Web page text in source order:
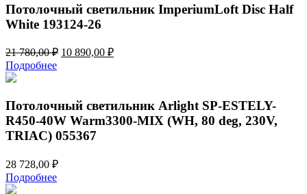
Потолочный светильник ImperiumLoft Disc Half
White 193124-26
21 780,00₽ Первоначальная
780,00 ₽.
10 890,00 ₽Текущая
Подробнее
Потолочный светильник Arlight SP-ESTELY-
R450-40W Warm3300-MIX (WH, 80 deg, 230V,
TRIAC) 055367
28 728,00 ₽
Подробнее